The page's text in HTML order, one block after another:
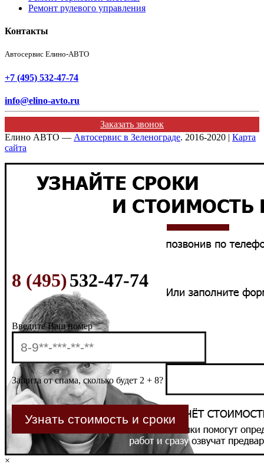
Ремонт рулевого управления
Контакты
Автосервис Елино-АВТО
+7 (495) 532-47-74
info@elino-avto.ru
Заказать звонок
Елино АВТО — Автосервис в Зеленограде. 2016-2020 | Карта
сайта
8 (495)532-47-74
Введите Ваш номер
Защита от спама, сколько будет 2 + 8?
×